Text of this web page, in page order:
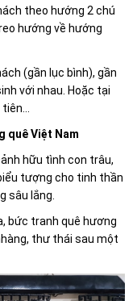
theo hướng 2 chú
hướng về hướng
(gần lục bình), gần
với nhau. Hoặc tại
quê Việt Nam
hữu tình con trâu,
tượng cho tinh thần
sâu lắng.
bức tranh quê hương
thư thái sau một